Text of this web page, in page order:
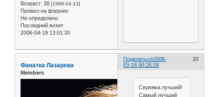
Возраст: 38 [1988-04-13]
Провел на форуме:
Не определено
Последний визит:
2006-04-19 13:01:30
Поделиться 20
2006-
03-16 00:26:39
Фанатка Лазарева
Members
Сережка лучший!
Самый лучший